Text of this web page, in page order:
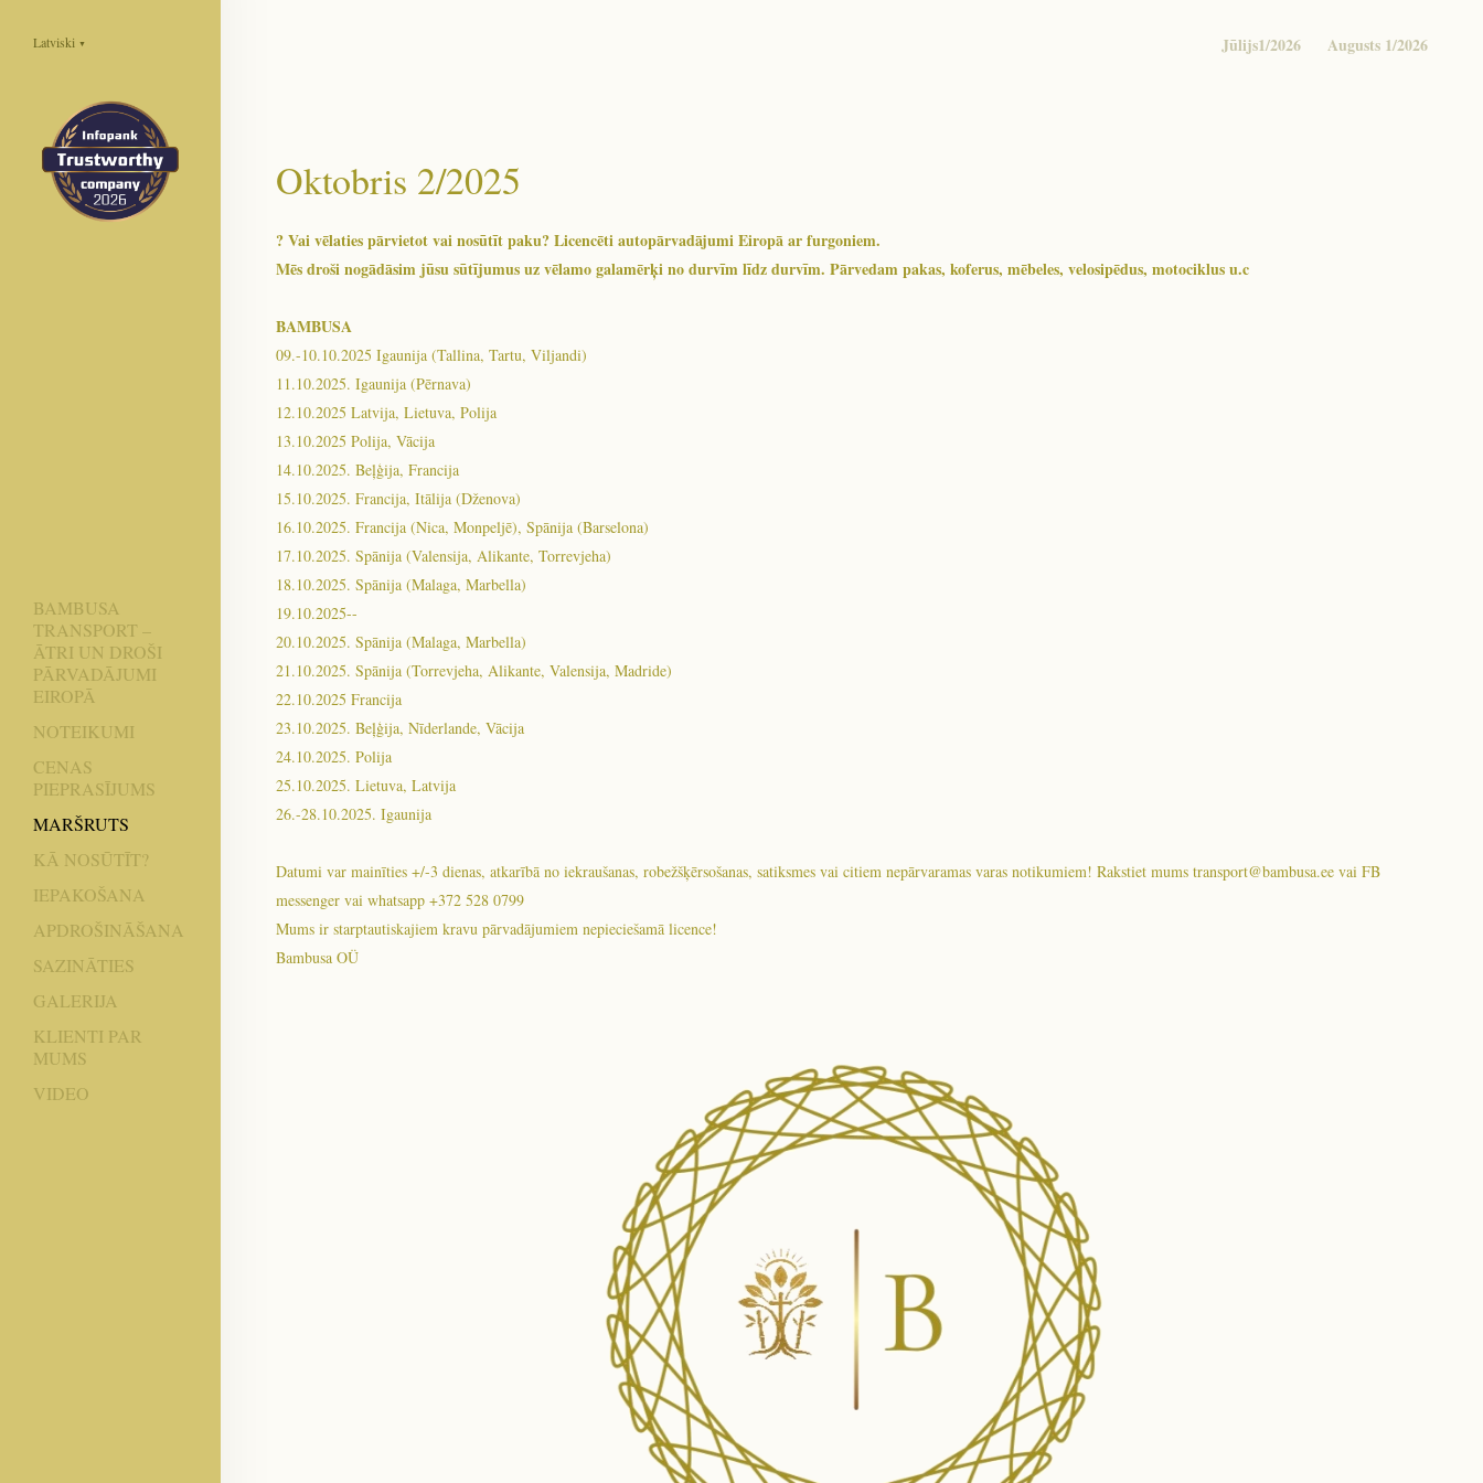
Latviski ▼
BAMBUSA
TRANSPORT –
ĀTRI UN DROŠI
PĀRVADĀJUMI
EIROPĀ
NOTEIKUMI
CENAS
PIEPRASĪJUMS
MARŠRUTS
KĀ NOSŪTĪT?
IEPAKOŠANA
APDROŠINĀŠANA
SAZINĀTIES
GALERIJA
KLIENTI PAR
MUMS
VIDEO
Jūlijs1/2026 Augusts 1/2026
Oktobris 2/2025
? Vai vēlaties pārvietot vai nosūtīt paku? Licencēti autopārvadājumi Eiropā ar furgoniem.
Mēs droši nogādāsim jūsu sūtījumus uz vēlamo galamērķi no durvīm līdz durvīm. Pārvedam pakas, koferus, mēbeles, velosipēdus, motociklus u.c
BAMBUSA
09.-10.10.2025 Igaunija (Tallina, Tartu, Viljandi)
11.10.2025. Igaunija (Pērnava)
12.10.2025 Latvija, Lietuva, Polija
13.10.2025 Polija, Vācija
14.10.2025. Beļģija, Francija
15.10.2025. Francija, Itālija (Dženova)
16.10.2025. Francija (Nica, Monpeljē), Spānija (Barselona)
17.10.2025. Spānija (Valensija, Alikante, Torrevjeha)
18.10.2025. Spānija (Malaga, Marbella)
19.10.2025--
20.10.2025. Spānija (Malaga, Marbella)
21.10.2025. Spānija (Torrevjeha, Alikante, Valensija, Madride)
22.10.2025 Francija
23.10.2025. Beļģija, Nīderlande, Vācija
24.10.2025. Polija
25.10.2025. Lietuva, Latvija
26.-28.10.2025. Igaunija
Datumi var mainīties +/-3 dienas, atkarībā no iekraušanas, robežšķērsošanas, satiksmes vai citiem nepārvaramas varas notikumiem! Rakstiet mums transport@bambusa.ee vai FB
messenger vai whatsapp +372 528 0799
Mums ir starptautiskajiem kravu pārvadājumiem nepieciešamā licence!
Bambusa OÜ